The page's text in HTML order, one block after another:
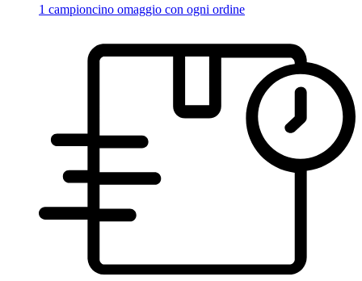
1 campioncino omaggio con ogni ordine